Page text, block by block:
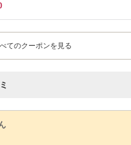
てのクーポンを見る
サロンPick Up